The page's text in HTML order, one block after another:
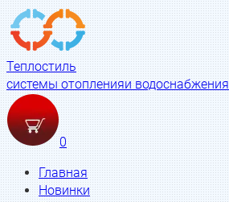
Теплостиль
системы отопленияи водоснабжения
0
Главная
Новинки